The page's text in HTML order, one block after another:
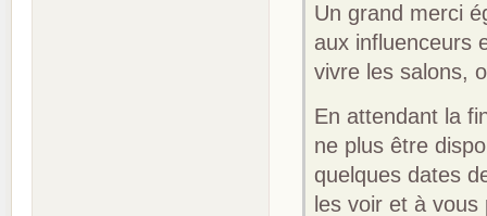
Un grand merci
aux influenceurs
vivre les salons,
En attendant la
ne plus être
quelques dates
les voir et à